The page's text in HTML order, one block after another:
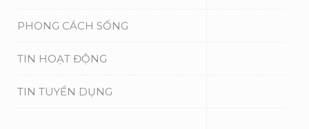
PHONG CÁCH SỐNG
TIN HOẠT ĐỘNG
TIN TUYỂN DỤNG